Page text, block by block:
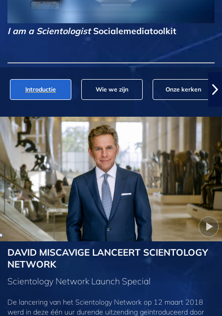
I am a ScientologistSocialemediatoolkit
Introductie Wie we zijn Onze kerken
DAVID MISCAVIGE LANCEERT SCIENTOLOGY
NETWORK
Scientology Network Launch Special
De lancering van het Scientology Network op 12 maart 2018
werd in deze één uur durende uitzending geïntroduceerd door